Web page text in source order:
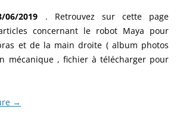
2019 .
Retrouvez sur cette page
concernant le robot Maya pour
et de la main droite ( album photos
mécanique , fichier à télécharger pour
→